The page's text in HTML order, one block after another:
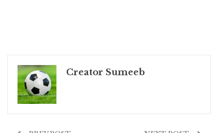
Creator Sumeeb